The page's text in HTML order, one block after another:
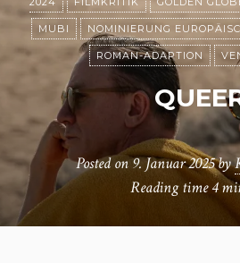
MUBI NOMINIERUNG
ROMAN-ADAPTION
Posted on9. Januar 2025by
Reading time4